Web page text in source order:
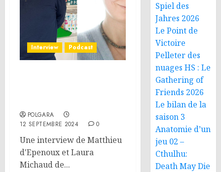
Interview Podcast
POLGARA
12 SEPTEMBRE 2024
0
Une interview de Matthieu
d'Epenoux et Laura
Michaud de...
Spiel des
Jahres 2026
Le Point de
Victoire
Pelleter des
nuages HS : Le
Gathering of
Friends 2026
Le bilan de la
saison 3
Anatomie d’un
jeu 02 –
Cthulhu:
Death May Die